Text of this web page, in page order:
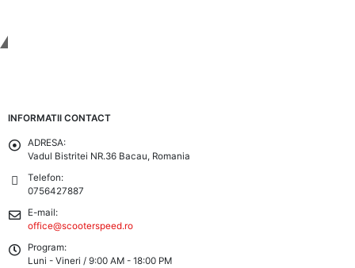
INFORMATII CONTACT
ADRESA:
Vadul Bistritei NR.36 Bacau, Romania
Telefon:
0756427887
E-mail:
office@scooterspeed.ro
Program:
Luni - Vineri / 9:00 AM - 18:00 PM